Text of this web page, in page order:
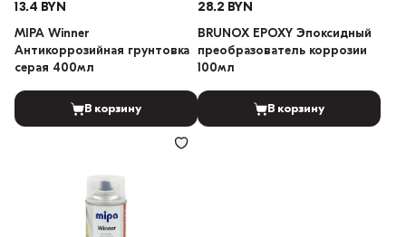
13.4 BYN
MIPA Winner
Антикоррозийная грунтовка
серая 400мл
В корзину
28.2 BYN
BRUNOX EPOXY Эпоксидный
преобразователь коррозии
100мл
В корзину